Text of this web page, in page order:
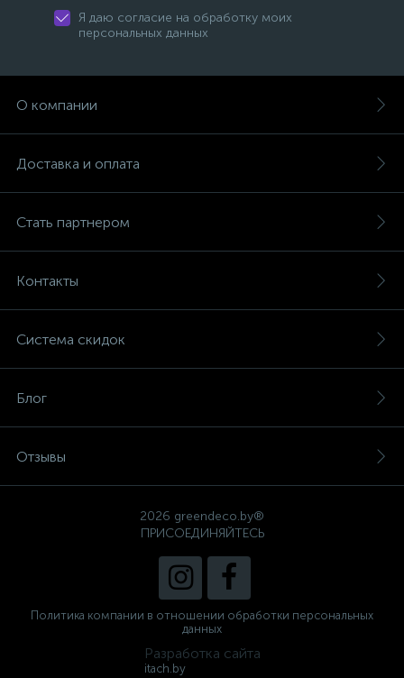
Я даю согласие на обработку моих
персональных данных
О компании
Доставка и оплата
Стать партнером
Контакты
Система скидок
Блог
Отзывы
2026 greendeco.by®
ПРИСОЕДИНЯЙТЕСЬ
Политика компании в отношении обработки персональных
данных
Разработка сайта
itach.by